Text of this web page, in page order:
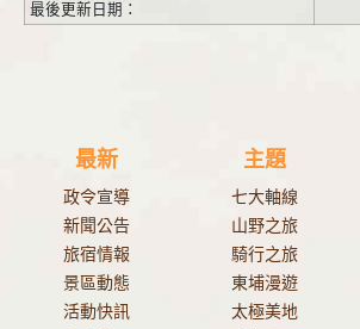
最後更新日期：
最新
政令宣導
新聞公告
旅宿情報
景區動態
活動快訊
主題
七大軸線
山野之旅
騎行之旅
東埔漫遊
太極美地